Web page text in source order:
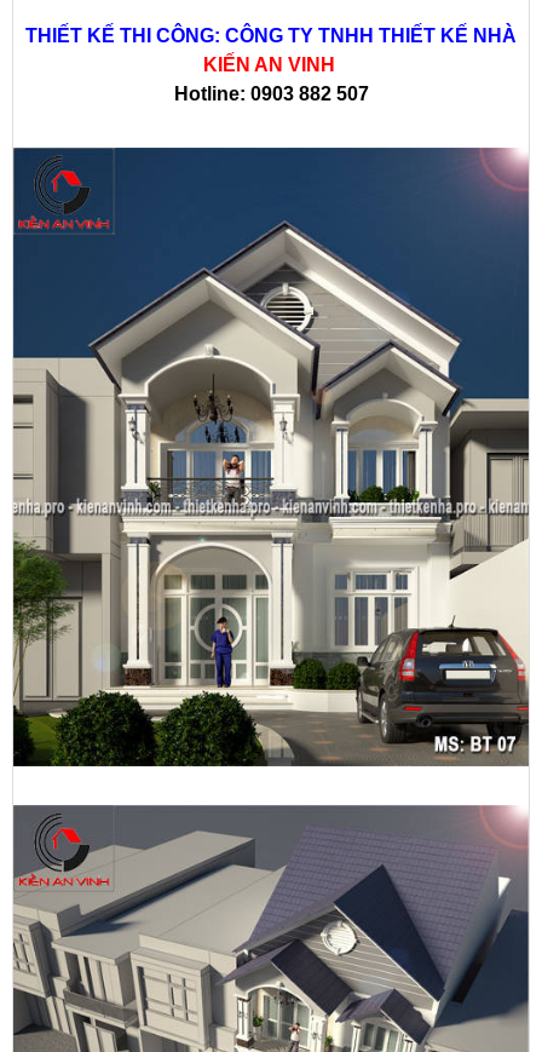
THIẾT KẾ THI CÔNG: CÔNG TY TNHH THIẾT KẾ NHÀ
KIẾN AN VINH
Hotline: 0903 882 507